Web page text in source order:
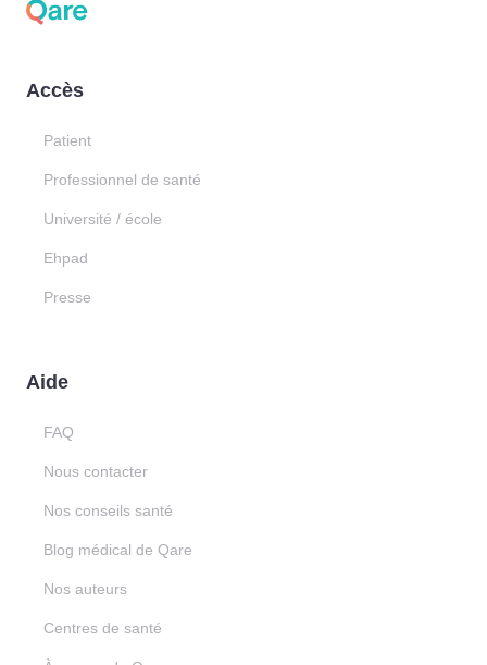
Accès
Patient
Professionnel de santé
Université / école
Ehpad
Presse
Aide
FAQ
Nous contacter
Nos conseils santé
Blog médical de Qare
Nos auteurs
Centres de santé